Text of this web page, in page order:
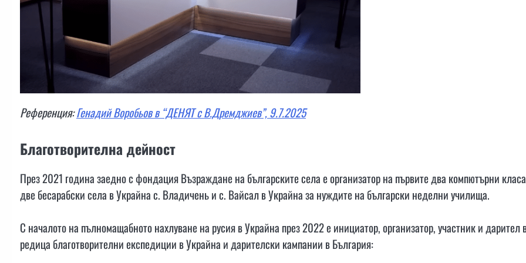
Референция:Генадий Воробьов в “ДЕНЯТ с В.Дремджиев”, 9.7.2025
Благотворителна дейност
През 2021 година заедно с фондация Възраждане на българските села е организатор на първите два компютърни
две бесарабски села в Украйна с. Владичень и с. Вайсал в Украйна за нуждите на български неделни училища.
С началото на пълномащабното нахлуване на русия в Украйна през 2022 е инициатор, организатор, участник и дарител
редица благотворителни експедиции в Украйна и дарителски кампании в България: